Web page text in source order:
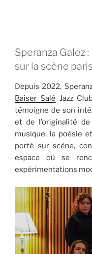
Speranza Galez
sur la scène
Depuis 2022,
Baiser Salé Jazz
témoigne de son
et de l’originalité
musique, la poésie
porté sur scène,
espace où se
expérimentations